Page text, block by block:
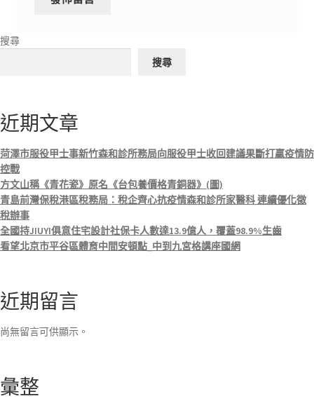
搜尋
搜尋
近期文章
菏澤市服役甲士事新竹森和診所務局向服役甲士收回建議果斷打贏疫情防
控戰
方文山稱《青花瓷》原名《台包養價格青銅器》(圖)
青島前灣保稅港區稅務局：稅企齊心抗疫情森和診所家醫科 連續優化徵
稅辦事
全國持JIUYI俱意住宅設計社保卡人數達13.9億人，覆蓋98.9%生齒
看望北京市平谷區體育中間安頓點_中到九宮格講座國網
近期留言
尚無留言可供顯示。
彙整